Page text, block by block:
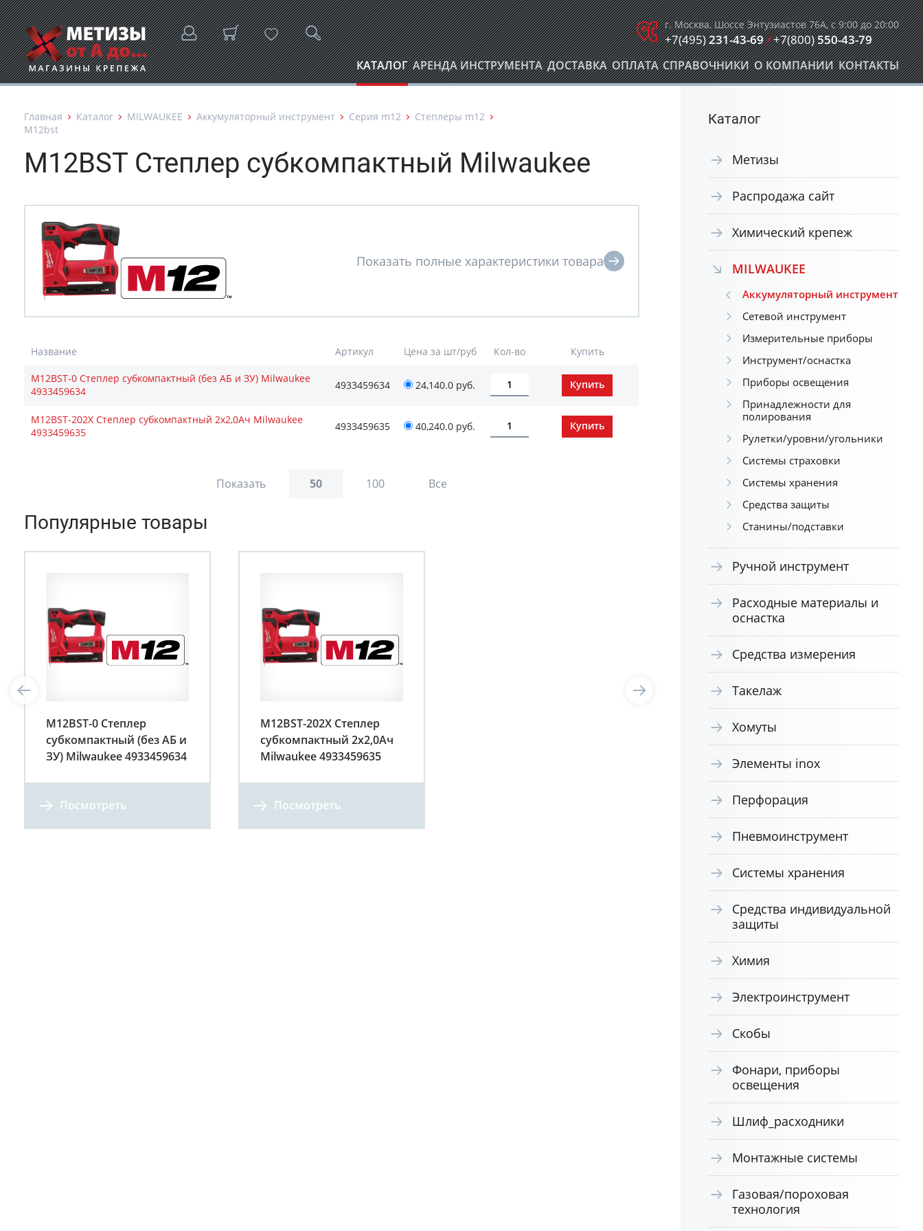
г. Москва, Шоссе Энтузиастов 76А, с 9:00 до 20:00
+7(495)231-43-69/+7(800)550-43-79
КАТАЛОГ АРЕНДА ИНСТРУМЕНТА ДОСТАВКА ОПЛАТА СПРАВОЧНИКИ О КОМПАНИИ КОНТАКТЫ
Главная Каталог MILWAUKEE Аккумуляторный инструмент Серия m12
Степлеры m12
M12bst
M12BST Степлер субкомпактный Milwaukee
Название Артикул Цена за шт/руб Кол-во Купить
M12BST-0 Степлер субкомпактный (без АБ и ЗУ) Milwaukee
4933459634
4933459634 24,140.0 руб.
M12BST-202X Степлер субкомпактный 2х2,0Ач Milwaukee
4933459635
4933459635 40,240.0 руб.
Показать 50 100 Все
Популярные товары
M12BST-0 Степлер
субкомпактный (без АБ и
ЗУ) Milwaukee 4933459634
Посмотреть
M12BST-202X Степлер
субкомпактный 2х2,0Ач
Milwaukee 4933459635
Посмотреть
Каталог
Метизы
Распродажа сайт
Химический крепеж
MILWAUKEE
Аккумуляторный инструмент
Сетевой инструмент
Измерительные приборы
Инструмент/оснастка
Приборы освещения
Принадлежности для
полирования
Рулетки/уровни/угольники
Системы страховки
Системы хранения
Средства защиты
Станины/подставки
Ручной инструмент
Расходные материалы и
оснастка
Средства измерения
Такелаж
Хомуты
Элементы inox
Перфорация
Пневмоинструмент
Системы хранения
Средства индивидуальной
защиты
Химия
Электроинструмент
Скобы
Фонари, приборы
освещения
Шлиф_расходники
Монтажные системы
Газовая/пороховая
технология